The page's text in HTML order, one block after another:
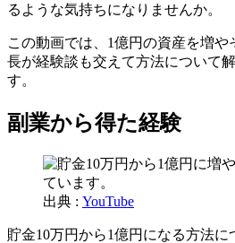
るような気持ちになりませんか。
この動画では、1億円の資産を増
長が経験談も交えて方法について
す。
副業から得た経験
出典 : YouTube
貯金10万円から1億円になる方法